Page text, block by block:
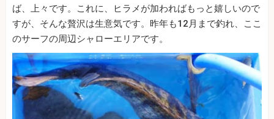
ば、上々です。これに、ヒラメが加わればもっと嬉しいので
すが、そんな贅沢は生意気です。昨年も12月まで釣れ、ここ
のサーフの周辺シャローエリアです。